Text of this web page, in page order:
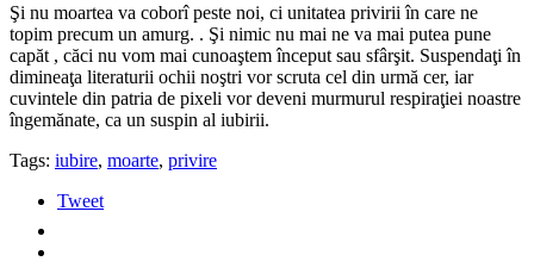
Şi nu moartea va coborî peste noi, ci unitatea privirii în care ne
topim precum un amurg. . Şi nimic nu mai ne va mai putea pune
capăt , căci nu vom mai cunoaştem început sau sfârşit. Suspendaţi în
dimineaţa literaturii ochii noştri vor scruta cel din urmă cer, iar
cuvintele din patria de pixeli vor deveni murmurul respiraţiei noastre
îngemănate, ca un suspin al iubirii.
Tags: iubire, moarte, privire
Tweet